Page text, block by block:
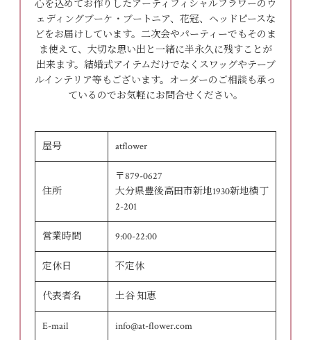
心を込めてお作りしたアーティフィシャルフラワーのウ
ェディングブーケ・ブートニア、花冠、ヘッドピースな
どをお届けしています。二次会やパーティーでもそのま
ま使えて、大切な思い出と一緒に半永久に残すことが
出来ます。結婚式アイテムだけでなくスワッグやテーブ
ルインテリア等もございます。オーダーのご相談も承っ
ているのでお気軽にお問合せください。
屋号 atflower
住所
〒879-0627
大分県豊後高田市新地1930新地横丁
2-201
営業時間 9:00-22:00
定休日 不定休
代表者名 土谷 知恵
E-mail info@at-flower.com